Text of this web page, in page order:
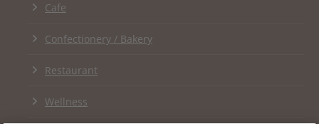
Cafe
Confectionery / Bakery
Restaurant
Wellness